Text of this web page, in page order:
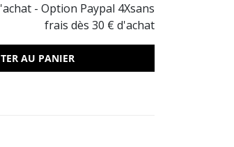
- Option Paypal 4Xsans
frais dès 30 € d'achat
AU PANIER